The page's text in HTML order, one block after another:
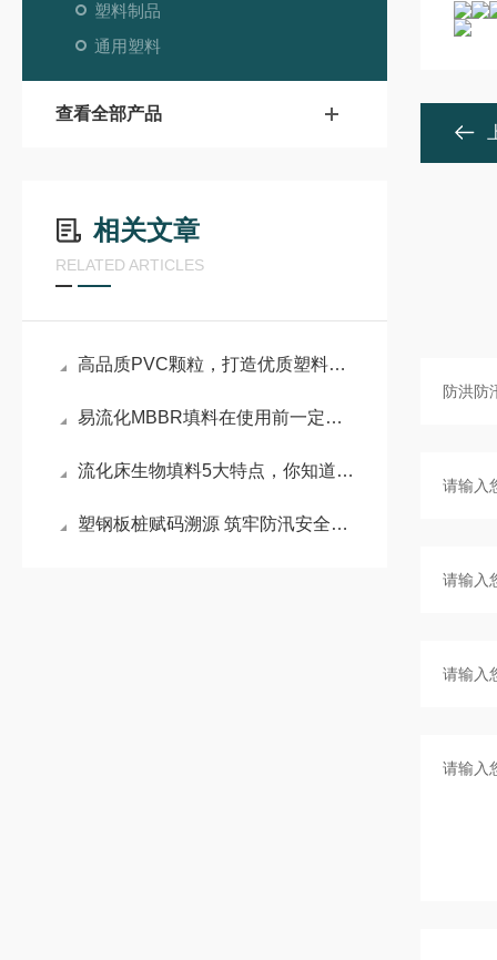
塑料制品
通用塑料
查看全部产品
相关文章
RELATED ARTICLES
高品质PVC颗粒，打造优质塑料制品的核心基石
易流化MBBR填料在使用前一定要先来了解下这些
流化床生物填料5大特点，你知道几点？
塑钢板桩赋码溯源 筑牢防汛安全屏障——小老板特种塑业携手中水润科书写品质新篇章